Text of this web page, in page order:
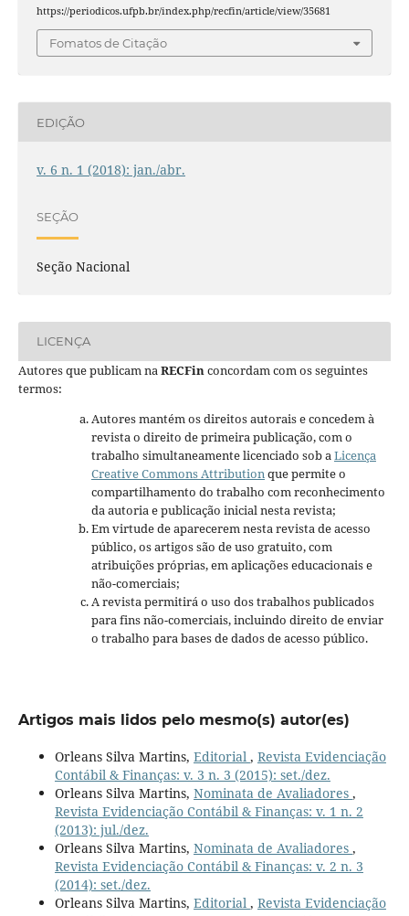
https://periodicos.ufpb.br/index.php/recfin/article/view/35681
Fomatos de Citação
EDIÇÃO
v. 6 n. 1 (2018): jan./abr.
SEÇÃO
Seção Nacional
LICENÇA
Autores que publicam na RECFin concordam com os seguintes
termos:
Autores mantém os direitos autorais e concedem à
revista o direito de primeira publicação, com o
trabalho simultaneamente licenciado sob a Licença
Creative Commons Attribution que permite o
compartilhamento do trabalho com reconhecimento
da autoria e publicação inicial nesta revista;
Em virtude de aparecerem nesta revista de acesso
público, os artigos são de uso gratuito, com
atribuições próprias, em aplicações educacionais e
não-comerciais;
A revista permitirá o uso dos trabalhos publicados
para fins não-comerciais, incluindo direito de enviar
o trabalho para bases de dados de acesso público.
Artigos mais lidos pelo mesmo(s) autor(es)
Orleans Silva Martins, Editorial , Revista Evidenciação
Contábil & Finanças: v. 3 n. 3 (2015): set./dez.
Orleans Silva Martins, Nominata de Avaliadores ,
Revista Evidenciação Contábil & Finanças: v. 1 n. 2
(2013): jul./dez.
Orleans Silva Martins, Nominata de Avaliadores ,
Revista Evidenciação Contábil & Finanças: v. 2 n. 3
(2014): set./dez.
Orleans Silva Martins, Editorial , Revista Evidenciação